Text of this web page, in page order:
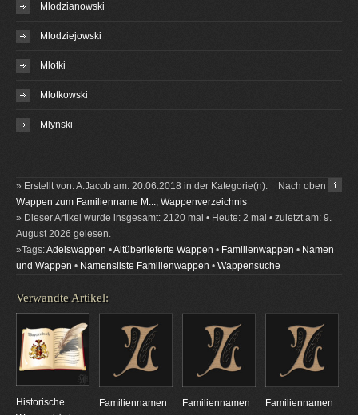
Mlodzianowski
Mlodziejowski
Mlotki
Mlotkowski
Mlynski
Nach oben
» Erstellt von: A.Jacob am: 20.06.2018 in der Kategorie(n):
Wappen zum Familienname M..., Wappenverzeichnis
» Dieser Artikel wurde insgesamt: 2120 mal • Heute: 2 mal • zuletzt am: 9.
August 2026 gelesen.
»Tags:Adelswappen •Altüberlieferte Wappen • Familienwappen • Namen
und Wappen • Namensliste Familienwappen • Wappensuche
Verwandte Artikel:
Historische
Familiennamen
Familiennamen
Familiennamen